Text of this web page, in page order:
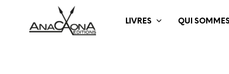
LIVRES QUI